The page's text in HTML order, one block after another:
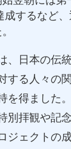
するなど、
、日本の伝
する人々の
を得ました
別拝観や記
ジェクトの